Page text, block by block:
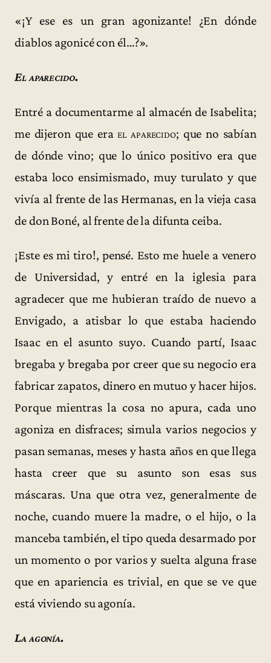
«¡Y ese es un gran agonizante! ¿En dónde
diablos agonicé con él…?».
El aparecido.
Entré a documentarme al almacén de Isabelita;
me dijeron que erael aparecido; que no sabían
de dónde vino; que lo único positivo era que
estaba loco ensimismado, muy turulato y que
vivía al frente de las Hermanas, en la vieja casa
de don Boné, al frente de la difunta ceiba.
¡Este es mi tiro!, pensé. Esto me huele a venero
de Universidad, y entré en la iglesia para
agradecer que me hubieran traído de nuevo a
Envigado, a atisbar lo que estaba haciendo
Isaac en el asunto suyo. Cuando partí, Isaac
bregaba y bregaba por creer que su negocio era
fabricar zapatos, dinero en mutuo y hacer hijos.
Porque mientras la cosa no apura, cada uno
agoniza en disfraces; simula varios negocios y
pasan semanas, meses y hasta años en que llega
hasta creer que su asunto son esas sus
máscaras. Una que otra vez, generalmente de
noche, cuando muere la madre, o el hijo, o la
manceba también, el tipo queda desarmado por
un momento o por varios y suelta alguna frase
que en apariencia es trivial, en que se ve que
está viviendo su agonía.
La agonía.